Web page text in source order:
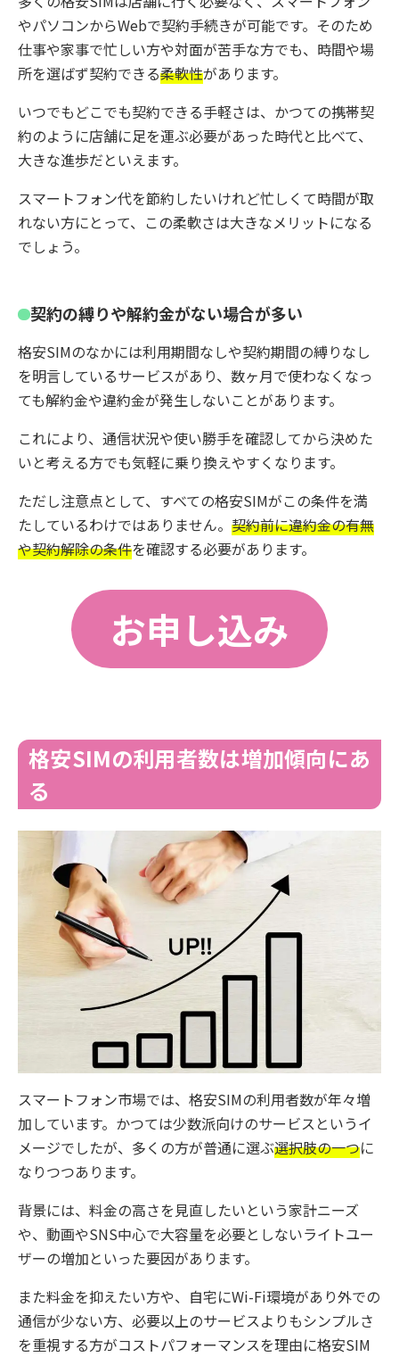
やパソコンからWebで契約手続きが可能です。そのため
仕事や家事で忙しい方や対面が苦手な方でも、時間や場
所を選ばず契約できる柔軟性があります。
いつでもどこでも契約できる手軽さは、かつての携帯契
約のように店舗に足を運ぶ必要があった時代と比べて、
大きな進歩だといえます。
スマートフォン代を節約したいけれど忙しくて時間が取
れない方にとって、この柔軟さは大きなメリットになる
でしょう。
契約の縛りや解約金がない場合が多い
格安SIMのなかには利用期間なしや契約期間の縛りなし
を明言しているサービスがあり、数ヶ月で使わなくなっ
ても解約金や違約金が発生しないことがあります。
これにより、通信状況や使い勝手を確認してから決めた
いと考える方でも気軽に乗り換えやすくなります。
ただし注意点として、すべての格安SIMがこの条件を満
たしているわけではありません。 契約前に違約金の有無
や契約解除の条件を確認する必要があります。
お申し込み
格安SIMの利用者数は増加傾向にあ
る
スマートフォン市場では、格安SIMの利用者数が年々増
加しています。かつては少数派向けのサービスというイ
メージでしたが、多くの方が普通に選ぶ選択肢の一つに
なりつつあります。
背景には、料金の高さを見直したいという家計ニーズ
や、動画やSNS中心で大容量を必要としないライトユー
ザーの増加といった要因があります。
また料金を抑えたい方や、自宅にWi-Fi環境があり外での
通信が少ない方、必要以上のサービスよりもシンプルさ
を重視する方がコストパフォーマンスを理由に格安SIM